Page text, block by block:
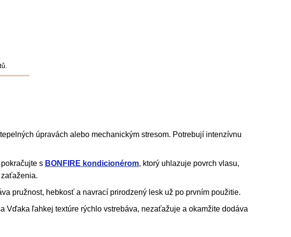
úpravách alebo mechanickým stresom. Potrebují intenzívnu
s BONFIRE kondicionérom, ktorý uhlazuje povrch vlasu,
pružnost, hebkosť a navrací prirodzený lesk už po prvním použitie.
Vďaka ľahkej textúre rýchlo vstrebáva, nezaťažuje a okamžite dodáva